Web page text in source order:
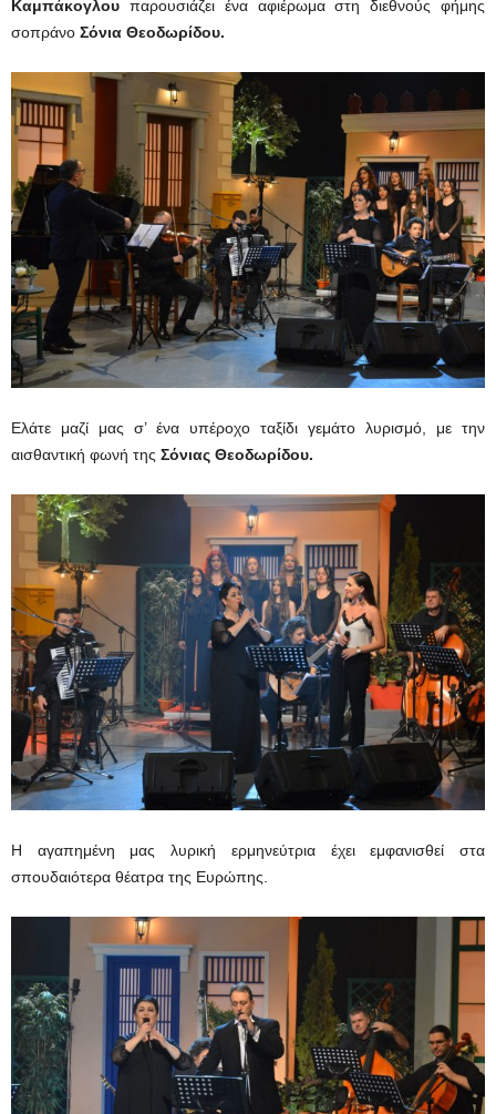
Καμπάκογλου παρουσιάζει ένα αφιέρωμα στη διεθνούς φήμης
σοπράνο Σόνια Θεοδωρίδου.
Ελάτε μαζί μας σ’ ένα υπέροχο ταξίδι γεμάτο λυρισμό, με την
αισθαντική φωνή της Σόνιας Θεοδωρίδου.
Η αγαπημένη μας λυρική ερμηνεύτρια έχει εμφανισθεί στα
σπουδαιότερα θέατρα της Ευρώπης.